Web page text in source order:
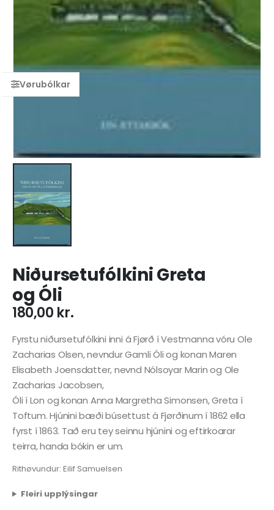
Niðursetufólkini Greta
og Óli
180,00 kr.
Fyrstu niðursetufólkini inni á Fjørð í Vestmanna vóru Ole
Zacharias Olsen, nevndur Gamli Óli og konan Maren
Elisabeth Joensdatter, nevnd Nólsoyar Marin og Ole
Zacharias Jacobsen,
Óli í Lon og konan Anna Margretha Simonsen, Greta í
Toftum. Hjúnini bæði búsettust á Fjørðinum í 1862 ella
fyrst í 1863. Tað eru tey seinnu hjúnini og eftirkoarar
teirra, handa bókin er um.
Rithøvundur: Eilif Samuelsen
Fleiri upplýsingar